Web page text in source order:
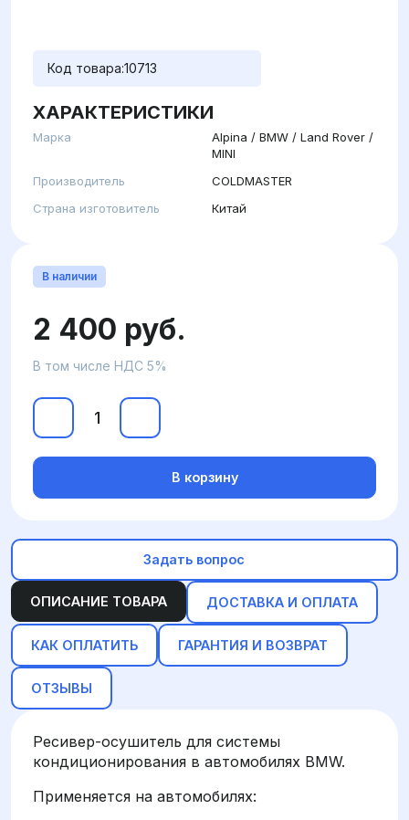
Код товара:10713
ХАРАКТЕРИСТИКИ
Марка
Alpina / BMW / Land Rover /
MINI
Производитель
COLDMASTER
Страна изготовитель
Китай
ОПИСАНИЕ ТОВАРА ДОСТАВКА И ОПЛАТА
КАК ОПЛАТИТЬ ГАРАНТИЯ И ВОЗВРАТ
ОТЗЫВЫ
Ресивер-осушитель для системы
кондиционирования в автомобилях BMW.
Применяется на автомобилях:
В наличии
2 400 руб.
В том числе НДС 5%
В корзину
Задать вопрос